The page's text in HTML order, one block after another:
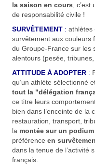
la saison en cours ,
de responsabilité civile !
SURVÊTEMENT : athlètes
survêtement aux couleurs
du Groupe-France sur les
alentours (pesée,
ATTITUDE À ADOPTER :
qu’un athlète sélectionné
tout la "délégation
ce titre leurs
bien dans l’enceinte de la
restauration, transport,
la montée sur un
préférence en
dans la tenue de l’activité
français.